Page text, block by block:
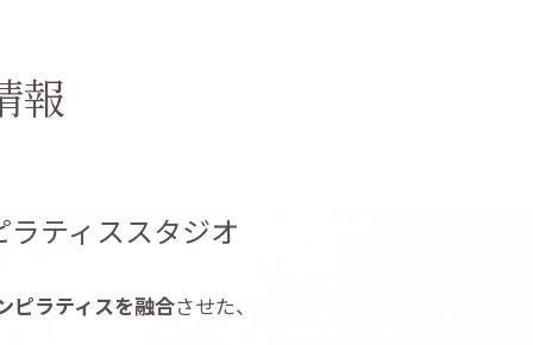
報
ティススタジオ
ピラティスを融合させた、